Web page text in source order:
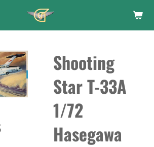
Shooting
Star T-33A
1/72
Hasegawa